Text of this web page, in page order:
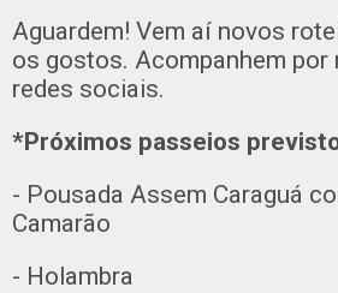
Aguardem! Vem aí novos
os gostos. Acompanhem por
redes sociais.
*Próximos passeios
- Pousada Assem Caraguá
Camarão
- Holambra